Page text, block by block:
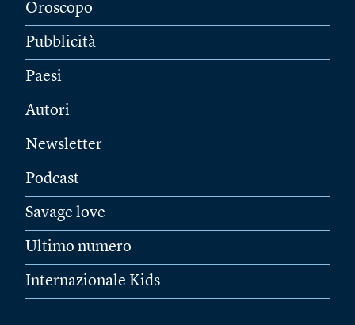
Oroscopo
Pubblicità
Paesi
Autori
Newsletter
Podcast
Savage love
Ultimo numero
Internazionale Kids